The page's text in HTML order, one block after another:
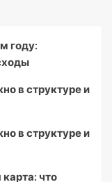
году:
в структуре и
в структуре и
что